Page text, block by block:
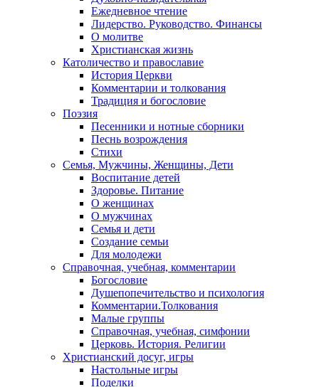
Ежедневное чтение
Лидерство. Руководство. Финансы
О молитве
Христианская жизнь
Католичество и православие
История Церкви
Комментарии и толкования
Традиция и богословие
Поэзия
Песенники и нотные сборники
Песнь возрождения
Стихи
Семья, Мужчины, Женщины, Дети
Воспитание детей
Здоровье. Питание
О женщинах
О мужчинах
Семья и дети
Создание семьи
Для молодежи
Справочная, учебная, комментарии
Богословие
Душепопечительство и психология
Комментарии.Толкования
Малые группы
Справочная, учебная, симфонии
Церковь. История. Религии
Христианский досуг, игры
Настольные игры
Поделки